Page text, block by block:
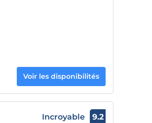
Voir les disponibilités
Incroyable 9.2